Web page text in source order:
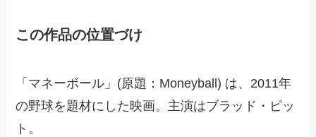
この作品の位置づけ
「マネーボール」(原題：Moneyball) は、2011年
の野球を題材にした映画。主演はブラッド・ピッ
ト。